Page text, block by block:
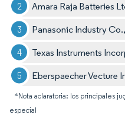
Amara Raja Batteries
Panasonic Industry
Texas Instruments
Eberspaecher Vecture
*Nota aclaratoria: los principales
especial